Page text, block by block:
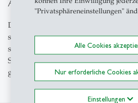
"Privatsphäreneinstellungen"
Alle Cookies
Nur erforderliche Cookies
Einstellungen
Du interessierst dich für sozio-
suchst ein Thema für deine
stehenden Angebote stehen
Studierenden zur Verfügung und
geordnet.